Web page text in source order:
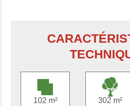
102 m² 302 m²